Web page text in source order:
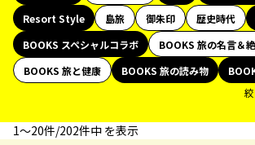
Resort Style
島旅 御朱印 歴史時代
BOOKS スペシャルコラボ
BOOKS 旅の名言＆
BOOKS 旅と健康
BOOKS 旅の読み物
1〜20件/202件中 を表示